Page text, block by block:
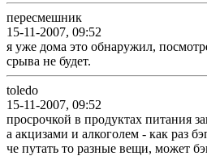
пересмешник
15-11-2007, 09:52
я уже дома это обнаружил,
срыва не будет.
toledo
15-11-2007, 09:52
просрочкой в продуктах питания
а акцизами и алкоголем - как раз
че путать то разные вещи, может